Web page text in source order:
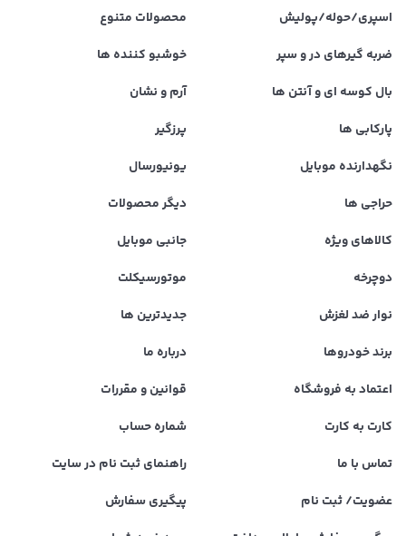
اسپری/حوله/پولیش
محصولات متنوع
ضربه گیرهای در و سپر
خوشبو کننده ها
بال کوسه ای و آنتن ها
آرم و نشان
پارکابی ها
پرزگیر
نگهدارنده موبایل
یونیورسال
حراجی ها
دیگر محصولات
کالاهای ویژه
جانبی موبایل
دوچرخه
موتورسیکلت
نوار ضد لغزش
جدیدترین ها
برند خودروها
درباره ما
اعتماد به فروشگاه
قوانین و مقررات
کارت به کارت
شماره حساب
تماس با ما
راهنمای ثبت نام در سایت
عضویت/ ثبت نام
پیگیری سفارش